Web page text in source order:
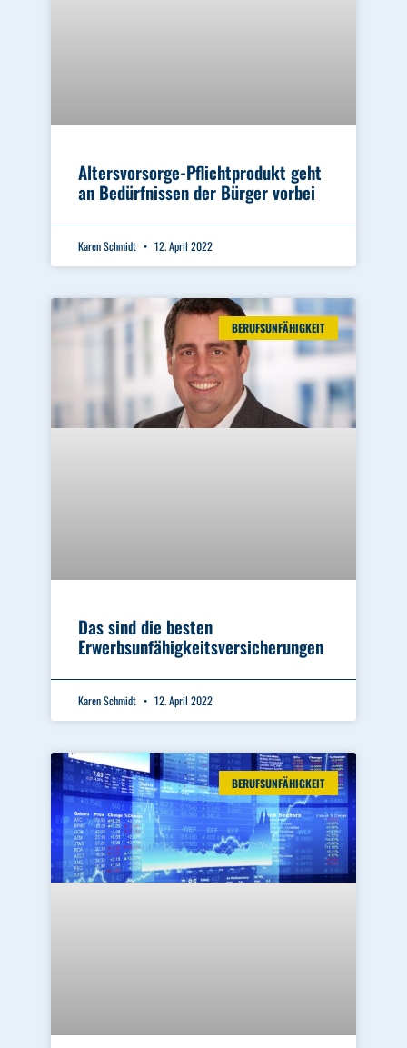
Altersvorsorge-Pflichtprodukt geht
an Bedürfnissen der Bürger vorbei
Karen Schmidt 12. April 2022
BERUFSUNFÄHIGKEIT
Das sind die besten
Erwerbsunfähigkeitsversicherungen
Karen Schmidt 12. April 2022
BERUFSUNFÄHIGKEIT